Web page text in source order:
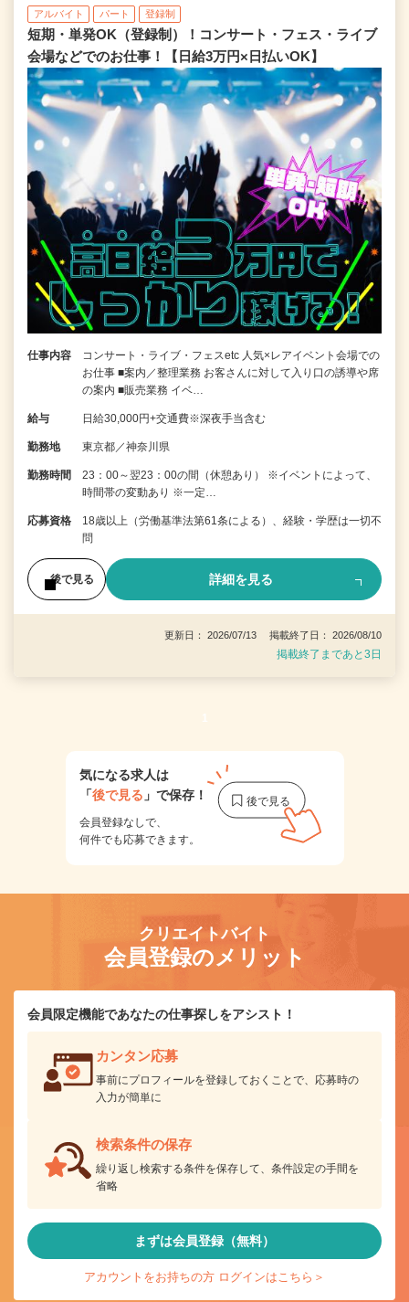
アルバイト パート 登録制
短期・単発OK（登録制）！コンサート・フェス・ライブ
会場などでのお仕事！【日給3万円×日払いOK】
仕事内容
コンサート・ライブ・フェスetc 人気×レアイベント会場での
お仕事 ■案内／整理業務 お客さんに対して入り口の誘導や席
の案内 ■販売業務 イベ…
給与 日給30,000円+交通費※深夜手当含む
勤務地 東京都／神奈川県
勤務時間
23：00～翌23：00の間（休憩あり） ※イベントによって、
時間帯の変動あり ※一定…
応募資格
18歳以上（労働基準法第61条による）、経験・学歴は一切不
問
後で見る 詳細を見る
更新日： 2026/07/13 掲載終了日： 2026/08/10
掲載終了まであと3日
1
気になる求人は
「後で見る 」で保存！
会員登録なしで、
何件でも応募できます。
クリエイトバイト
会員登録のメリット
会員限定機能であなたの仕事探しをアシスト！
カンタン応募
事前にプロフィールを登録しておくことで、応募時の
入力が簡単に
検索条件の保存
繰り返し検索する条件を保存して、条件設定の手間を
省略
まずは会員登録（無料）
アカウントをお持ちの方 ログインはこちら＞